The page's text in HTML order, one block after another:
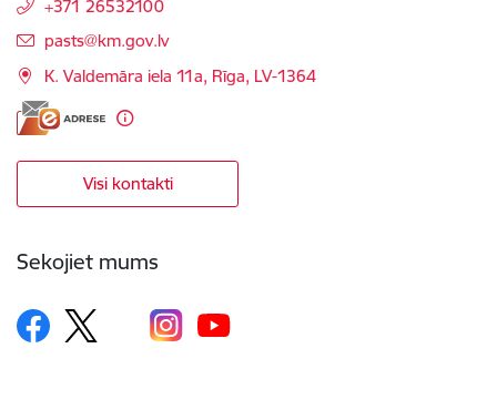
+371 26532100
E-pasts:
pasts@km.gov.lv
K. Valdemāra iela 11a, Rīga, LV-1364
Visi kontakti
Sekojiet mums